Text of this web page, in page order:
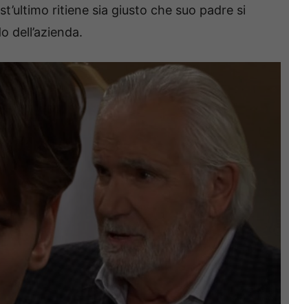
ritiene sia giusto che suo padre si
dell’azienda.